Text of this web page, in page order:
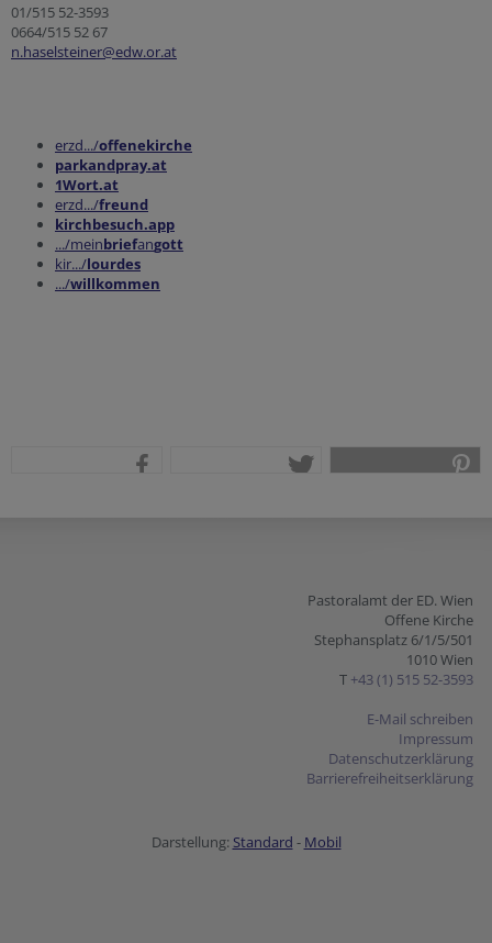
01/515 52-3593
0664/515 52 67
n.haselsteiner@edw.or.at
erzd.../offenekirche
parkandpray.at
1Wort.at
erzd.../freund
kirchbesuch.app
.../meinbriefangott
kir.../lourdes
.../willkommen
Pastoralamt der ED. Wien
Offene Kirche
Stephansplatz 6/1/5/501
1010 Wien
T +43 (1) 515 52-3593
E-Mail schreiben
Impressum
Datenschutzerklärung
Barrierefreiheitserklärung
Darstellung: Standard - Mobil